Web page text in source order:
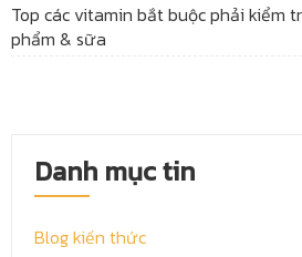
Top các vitamin bắt buộc phải kiểm
phẩm & sữa
Danh mục tin
Blog kiến thức